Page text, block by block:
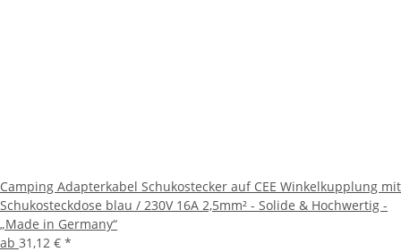
Camping Adapterkabel Schukostecker auf CEE Winkelkupplung mit
Schukosteckdose blau / 230V 16A 2,5mm² - Solide & Hochwertig -
„Made in Germany“
ab 31,12 € *